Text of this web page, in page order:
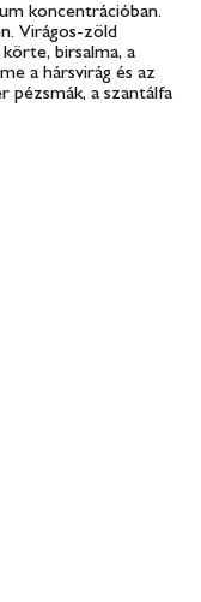
koncentrációban.
Virágos-zöld
birsalma, a
a hársvirág és az
pézsmák, a szantálfa